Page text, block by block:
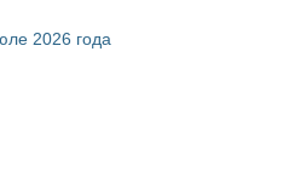
2026 года